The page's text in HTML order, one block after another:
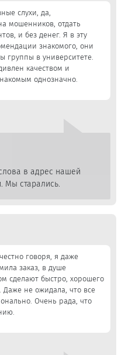
слухи, да,
мошенников, отдать
и без денег. Я в эту
знакомого, они
группы в университете.
качеством и
однозначно.
в адрес нашей
Мы старались.
говоря, я даже
заказ, в душе
сделают быстро, хорошего
Даже не ожидала, что все
Очень рада, что